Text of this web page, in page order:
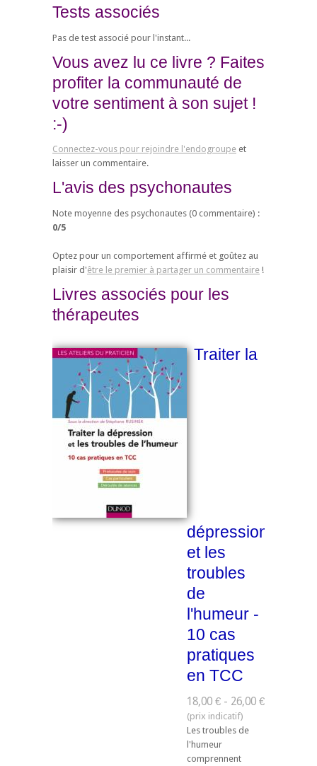
Tests associés
Pas de test associé pour l'instant...
Vous avez lu ce livre ? Faites
profiter la communauté de
votre sentiment à son sujet !
:-)
Connectez-vous pour rejoindre l'endogroupe et
laisser un commentaire.
L'avis des psychonautes
Note moyenne des psychonautes (0 commentaire) :
0/5
Optez pour un comportement affirmé et goûtez au
plaisir d'être le premier à partager un commentaire !
Livres associés pour les
thérapeutes
Traiter la
dépression
et les
troubles
de
l'humeur -
10 cas
pratiques
en TCC
18,00 € - 26,00 €
Les troubles de
l'humeur
comprennent